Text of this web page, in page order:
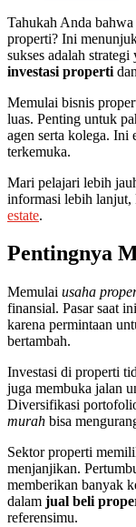
Tahukah Anda
properti? Ini
sukses adalah
investasi properti
Memulai bisnis
luas. Penting untuk
agen serta kolega. Ini
terkemuka.
Mari pelajari lebih
informasi lebih lanjut,
estate.
Pentingnya
Memulai usaha
finansial. Pasar saat
karena permintaan
bertambah.
Investasi di properti
juga membuka jalan
Diversifikasi
murah bisa
Sektor properti
menjanjikan.
memberikan banyak
dalam jual beli
referensimu.